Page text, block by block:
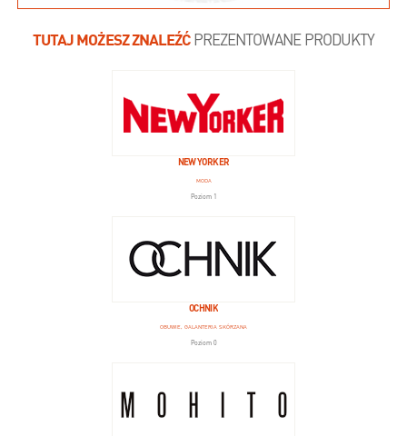
TUTAJ MOŻESZ ZNALEŹĆPREZENTOWANE PRODUKTY
NEW YORKER
MODA
Poziom 1
OCHNIK
OBUWIE, GALANTERIA SKÓRZANA
Poziom 0